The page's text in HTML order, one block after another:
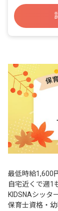
寮・住宅・
最低時給1,600
自宅近くで週1
KIDSNAシッタ
保育士資格・